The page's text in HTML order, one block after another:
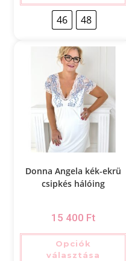
46 48
Donna Angela kék-ekrü
csipkés hálóing
15 400 Ft
Opciók
választása